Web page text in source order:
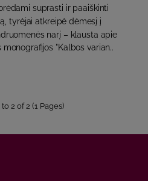
suprasti ir paaiškinti
tyrėjai atkreipė dėmesį į
narį – klausta apie
"Kalbos varian..
2 of 2 (1 Pages)